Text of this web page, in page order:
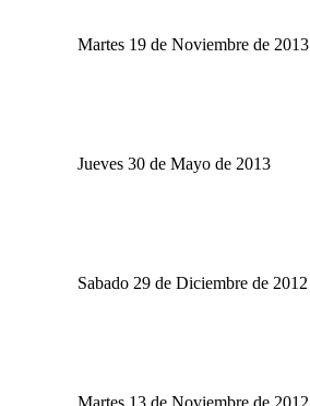
Martes 19 de Noviembre de 2013
Jueves 30 de Mayo de 2013
Sabado 29 de Diciembre de 2012
Martes 13 de Noviembre de 2012